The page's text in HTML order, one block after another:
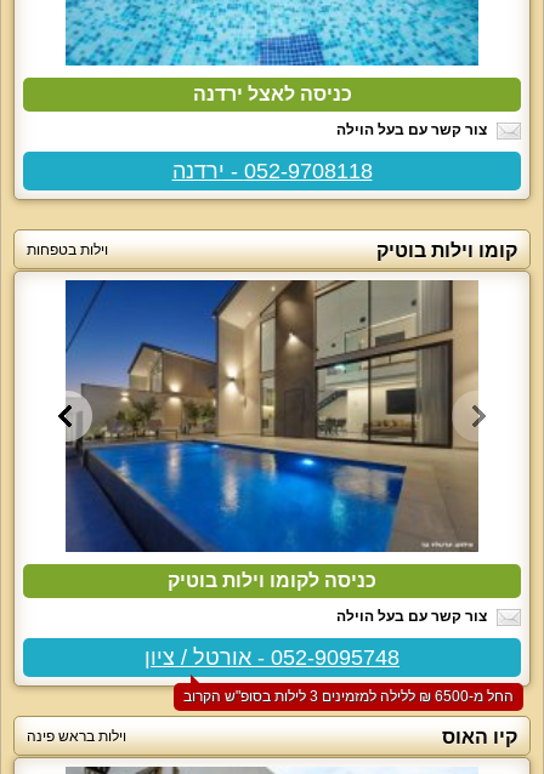
כניסה לאצל ירדנה
צור קשר עם בעל הוילה
052-9708118 - ירדנה
קומו וילות בוטיק וילות בטפחות
כניסה לקומו וילות בוטיק
צור קשר עם בעל הוילה
052-9095748 - אורטל / ציון
החל מ-‏6500 ₪ ללילה למזמינים 3 לילות בסופ"ש הקרוב
קיו האוס וילות בראש פינה